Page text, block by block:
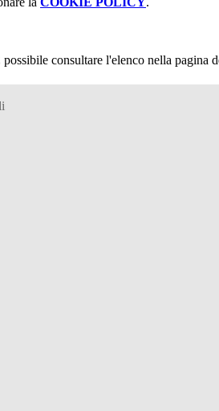
consultare l'elenco nella pagina